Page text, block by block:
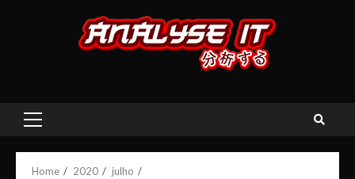
Primary
Home 2020
julho